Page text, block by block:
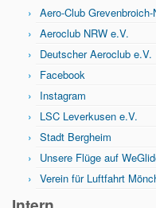
Aero-Club Grevenbroich-
Aeroclub NRW e.V.
Deutscher Aeroclub e.V.
Facebook
Instagram
LSC Leverkusen e.V.
Stadt Bergheim
Unsere Flüge auf
Verein für Luftfahrt